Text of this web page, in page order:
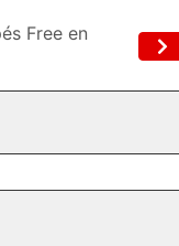
Free en